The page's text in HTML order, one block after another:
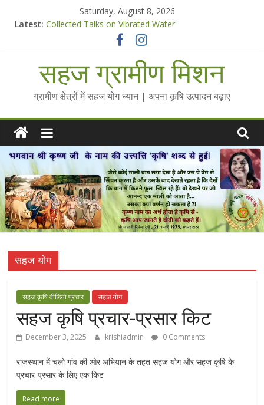
Saturday, August 8, 2026
Latest: Collected Talks on Vibrated Water
सहज कृषि प्रचार-प्रसार किट
Standee Designs @ 2025 for Sahaj Krishi Promotions
Chalo Gaon Ki Or Abhiyaan - 2025-26
सहज ग्रामीण मिशन
ग्रामीण क्षेत्रों में सहज योग ध्यान | अपना कृषि उत्पादन बढ़ाए
सहज योग
सहज कृषि वीडियो प्रचार सहज योग
सहज कृषि प्रचार-प्रसार किट
December 3, 2025 krishiadmin 0 Comments
राजस्थान में चलो गांव की ओर अभियान के तहत सहज योग और सहज कृषि के
प्रचार-प्रसार के लिए एक किट
Read more